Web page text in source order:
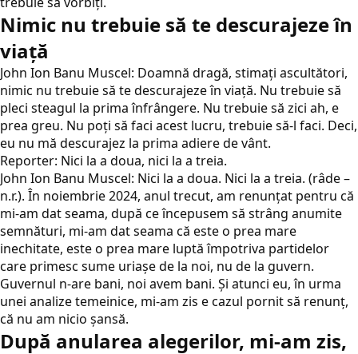
Nimic nu trebuie să te descurajeze în
viață
John Ion Banu Muscel: Doamnă dragă, stimați ascultători,
nimic nu trebuie să te descurajeze în viață. Nu trebuie să
pleci steagul la prima înfrângere. Nu trebuie să zici ah, e
prea greu. Nu poți să faci acest lucru, trebuie să-l faci. Deci,
eu nu mă descurajez la prima adiere de vânt.
Reporter: Nici la a doua, nici la a treia.
John Ion Banu Muscel: Nici la a doua. Nici la a treia. (râde –
n.r.). În noiembrie 2024, anul trecut, am renunțat pentru că
mi-am dat seama, după ce începusem să strâng anumite
semnături, mi-am dat seama că este o prea mare
inechitate, este o prea mare luptă împotriva partidelor
care primesc sume uriașe de la noi, nu de la guvern.
Guvernul n-are bani, noi avem bani. Și atunci eu, în urma
unei analize temeinice, mi-am zis e cazul pornit să renunț,
că nu am nicio șansă.
După anularea alegerilor, mi-am zis,